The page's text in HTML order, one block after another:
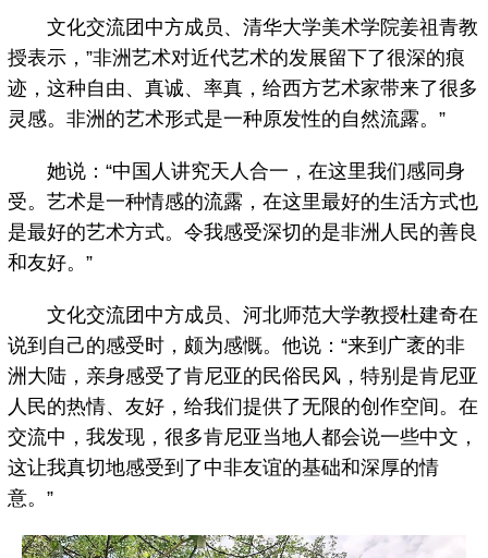
文化交流团中方成员、清华大学美术学院姜祖青教
授表示，”非洲艺术对近代艺术的发展留下了很深的痕
迹，这种自由、真诚、率真，给西方艺术家带来了很多
灵感。非洲的艺术形式是一种原发性的自然流露。”
她说：“中国人讲究天人合一，在这里我们感同身
受。艺术是一种情感的流露，在这里最好的生活方式也
是最好的艺术方式。令我感受深切的是非洲人民的善良
和友好。”
文化交流团中方成员、河北师范大学教授杜建奇在
说到自己的感受时，颇为感慨。他说：“来到广袤的非
洲大陆，亲身感受了肯尼亚的民俗民风，特别是肯尼亚
人民的热情、友好，给我们提供了无限的创作空间。在
交流中，我发现，很多肯尼亚当地人都会说一些中文，
这让我真切地感受到了中非友谊的基础和深厚的情
意。”